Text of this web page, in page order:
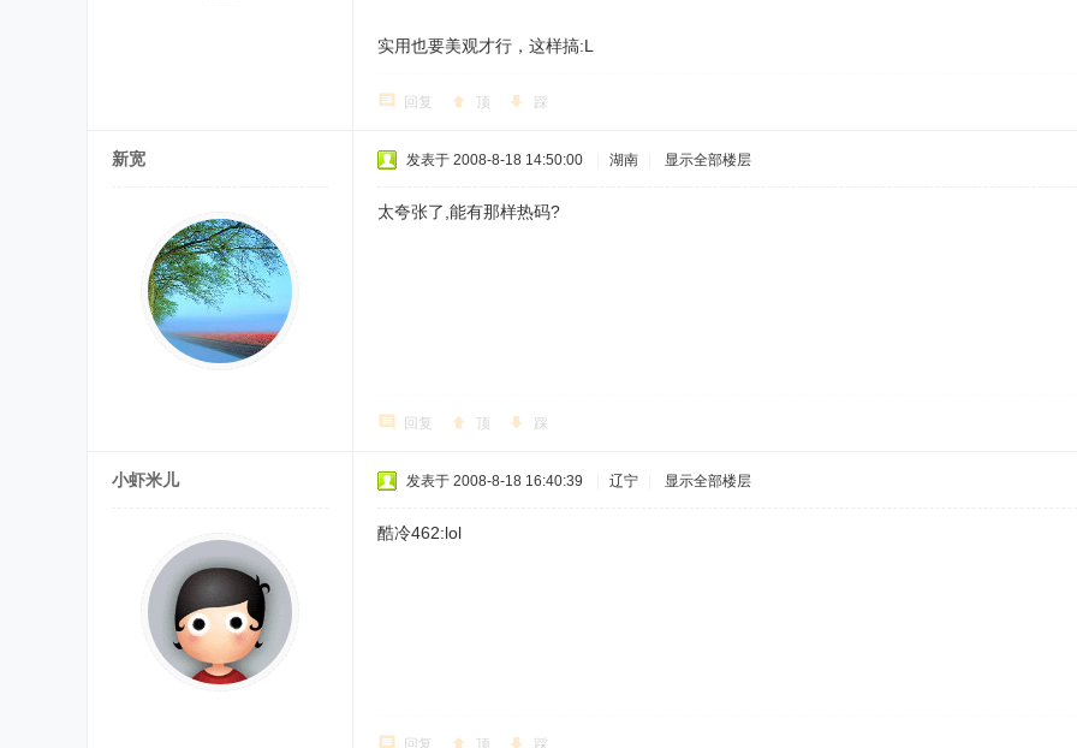
实用也要美观才行，这样搞:L
回复 顶 踩
新宽 发表于 2008-8-18 14:50:00 湖南 显示全部楼层
太夸张了,能有那样热码?
回复 顶 踩
小虾米儿 发表于 2008-8-18 16:40:39 辽宁 显示全部楼层
酷冷462:lol
回复 顶 踩